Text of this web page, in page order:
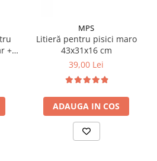
+
MPS
Litieră pentru pisici maro
43x31x16 cm
39,00 Lei
ADAUGA IN COS